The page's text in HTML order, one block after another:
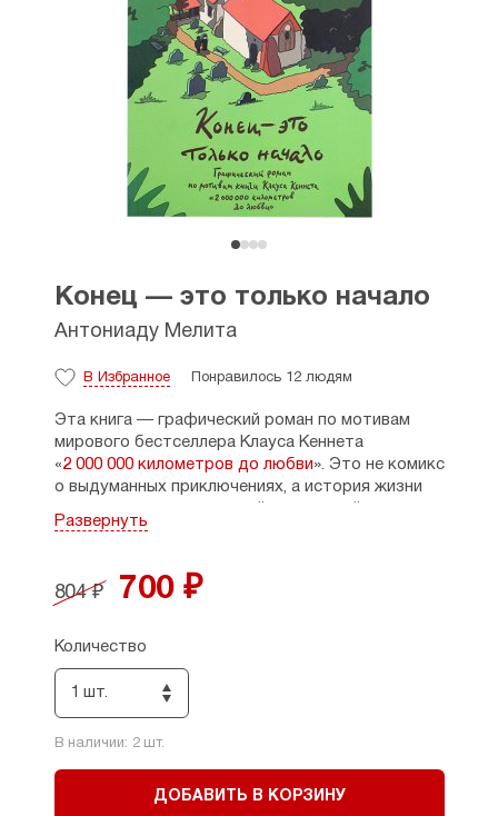
Конец — это только начало
Антониаду Мелита
В Избранное Понравилось 12 людям
Эта книга — графический роман по мотивам
мирового бестселлера Клауса Кеннета
«2 000 000 километров до любви». Это не комикс
о выдуманных приключениях, а история жизни
смысл бытия и истину в разнообразных
Греческая художница и писатель Мелита
экзистенциальный путь человека, его духовную
до возвращения к вере и любви.
Развернуть
804 ₽ 700 ₽
Количество
1 шт.
В наличии: 2шт.
ДОБАВИТЬ В КОРЗИНУ